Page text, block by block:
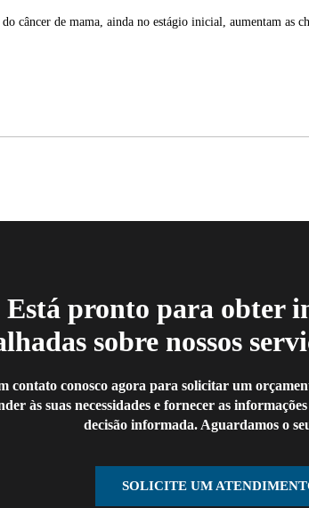
câncer de mama, ainda no estágio inicial, aumentam as
Está pronto para obter
sobre nossos
contato conosco agora para solicitar um
às suas necessidades e fornecer as
decisão informada. Aguardamos o
SOLICITE UM